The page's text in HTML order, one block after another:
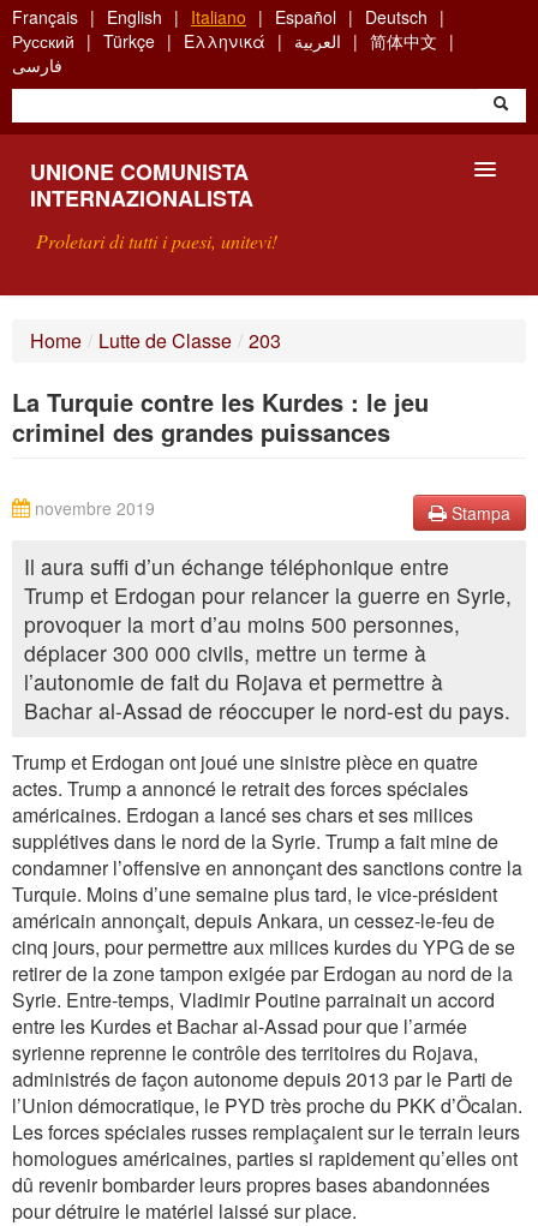
Skip
to
main
content
Français English Italiano Español
Deutsch
Русский
Türkçe Ελληνικά العربية
简体中文
فارسی
UNIONE COMUNISTA
INTERNAZIONALISTA
Proletari di tutti i paesi, unitevi!
RICERCA
Home / Lutte de Classe / 203
La Turquie contre les Kurdes : le jeu
criminel des grandes puissances
Stampa
novembre 2019
Il aura suffi d’un échange téléphonique entre
Trump et Erdogan pour relancer la guerre en Syrie,
provoquer la mort d’au moins 500 personnes,
déplacer 300 000 civils, mettre un terme à
l’autonomie de fait du Rojava et permettre à
Bachar al-Assad de réoccuper le nord-est du pays.
Trump et Erdogan ont joué une sinistre pièce en quatre
actes. Trump a annoncé le retrait des forces spéciales
américaines. Erdogan a lancé ses chars et ses milices
supplétives dans le nord de la Syrie. Trump a fait mine de
condamner l’offensive en annonçant des sanctions contre la
Turquie. Moins d’une semaine plus tard, le vice-président
américain annonçait, depuis Ankara, un cessez-le-feu de
cinq jours, pour permettre aux milices kurdes du YPG de se
retirer de la zone tampon exigée par Erdogan au nord de la
Syrie. Entre-temps, Vladimir Poutine parrainait un accord
entre les Kurdes et Bachar al-Assad pour que l’armée
syrienne reprenne le contrôle des territoires du Rojava,
administrés de façon autonome depuis 2013 par le Parti de
l’Union démocratique, le PYD très proche du PKK d’Öcalan.
Les forces spéciales russes remplaçaient sur le terrain leurs
homologues américaines, parties si rapidement qu’elles ont
dû revenir bombarder leurs propres bases abandonnées
pour détruire le matériel laissé sur place.